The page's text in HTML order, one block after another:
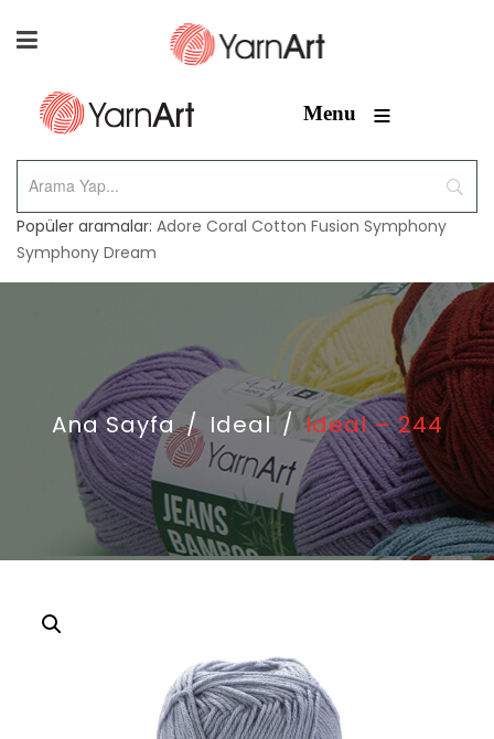
Menu ≡
Popüler aramalar: Adore Coral Cotton Fusion Symphony
Symphony Dream
Ana Sayfa / Ideal / Ideal – 244